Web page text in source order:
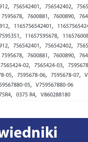
, 756542401 , 756542402,
7595678, 7600881 , 7600890,
, 1165756542401 ,
, 11657595678,
, 756542401 , 756542402,
7595678, 7600881 , 7600890,
7565424-02, 7565424-03,
05, 7595678-06, 7595678-07,
05, V759567880-06
, 0375 R4, V860288180